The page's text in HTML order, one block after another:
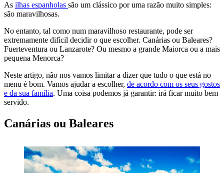
As ilhas espanholas são um clássico por uma razão muito simples:
são maravilhosas.
No entanto, tal como num maravilhoso restaurante, pode ser
extremamente difícil decidir o que escolher. Canárias ou Baleares?
Fuerteventura ou Lanzarote? Ou mesmo a grande Maiorca ou a mais
pequena Menorca?
Neste artigo, não nos vamos limitar a dizer que tudo o que está no
menu é bom. Vamos ajudar a escolher, de acordo com os seus gostos
e da sua família. Uma coisa podemos já garantir: irá ficar muito bem
servido.
Canárias ou Baleares